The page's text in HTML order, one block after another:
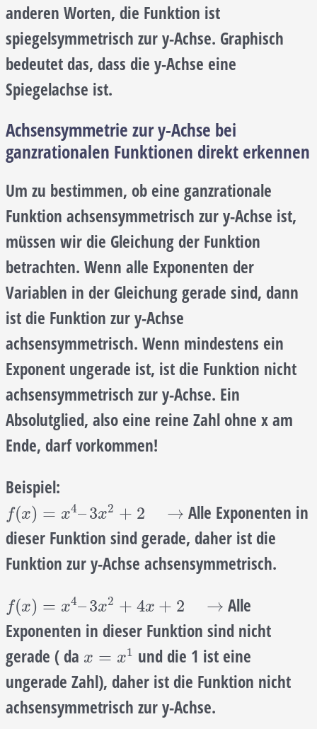
anderen Worten, die Funktion ist
spiegelsymmetrisch zur y-Achse. Graphisch
bedeutet das, dass die y-Achse eine
Spiegelachse ist.
Achsensymmetrie zur y-Achse bei
ganzrationalen Funktionen direkt erkennen
Um zu bestimmen, ob eine ganzrationale
Funktion achsensymmetrisch zur y-Achse ist,
müssen wir die Gleichung der Funktion
betrachten. Wenn alle Exponenten der
Variablen in der Gleichung gerade sind, dann
ist die Funktion zur y-Achse
achsensymmetrisch. Wenn mindestens ein
Exponent ungerade ist, ist die Funktion nicht
achsensymmetrisch zur y-Achse. Ein
Absolutglied, also eine reine Zahl ohne x am
Ende, darf vorkommen!
Beispiel:
f(x) = x4–3x2 + 2 →
f(x)=x 4– 3x2+2→
Alle Exponenten in
dieser Funktion sind gerade, daher ist die
Funktion zur y-Achse achsensymmetrisch.
f(x) = x4–3x2 + 4x + 2 →
f(x)=x 4– 3x2+4x+2 →
Alle
Exponenten in dieser Funktion sind nicht
gerade ( da x = x1
x= x1
und die 1 ist eine
ungerade Zahl), daher ist die Funktion nicht
achsensymmetrisch zur y-Achse.